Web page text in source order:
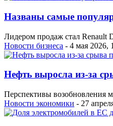
Названы самые
Лидером продаж стал Renault
Новости бизнеса - 4 мая 2026,
Нефть выросла из-за
Перспективы возобновления
Новости экономики - 27